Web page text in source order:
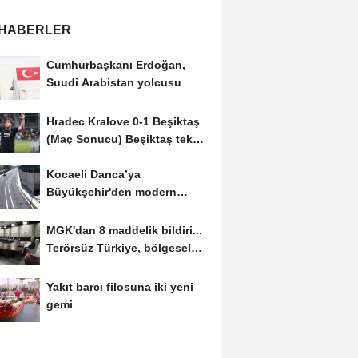
Cumhurbaşkanı Erdoğan,
Suudi Arabistan yolcusu
Hradec Kralove 0-1 Beşiktaş
(Maç Sonucu) Beşiktaş tek
Kocaeli Darıca’ya
Büyükşehir'den modern
MGK'dan 8 maddelik bildiri...
Terörsüz Türkiye, bölgesel
Yakıt barcı filosuna iki yeni
gemi